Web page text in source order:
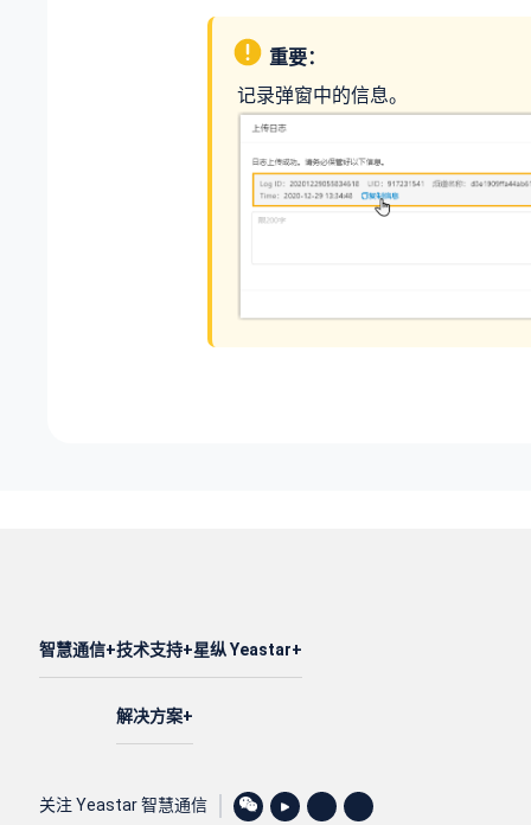
重要：
记录弹窗中的信息。
智慧通信 技术支持
解决方案
星纵 Yeastar
关注 Yeastar 智慧通信